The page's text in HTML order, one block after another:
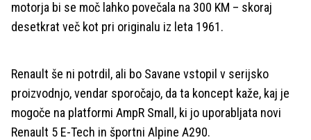
motorja bi se moč lahko povečala na 300 KM – skoraj
desetkrat več kot pri originalu iz leta 1961.
Renault še ni potrdil, ali bo Savane vstopil v serijsko
proizvodnjo, vendar sporočajo, da ta koncept kaže, kaj je
mogoče na platformi AmpR Small, ki jo uporabljata novi
Renault 5 E-Tech in športni Alpine A290.